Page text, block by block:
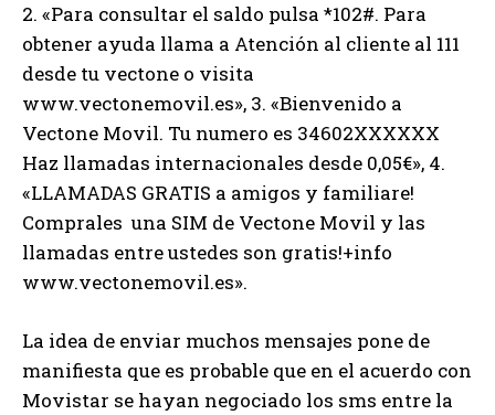
2. «Para consultar el saldo pulsa *102#. Para
obtener ayuda llama a Atención al cliente al 111
desde tu vectone o visita
www.vectonemovil.es», 3. «Bienvenido a
Vectone Movil. Tu numero es 34602XXXXXX
Haz llamadas internacionales desde 0,05€», 4.
«LLAMADAS GRATIS a amigos y familiare!
Comprales una SIM de Vectone Movil y las
llamadas entre ustedes son gratis!+info
www.vectonemovil.es».
La idea de enviar muchos mensajes pone de
manifiesta que es probable que en el acuerdo con
Movistar se hayan negociado los sms entre la